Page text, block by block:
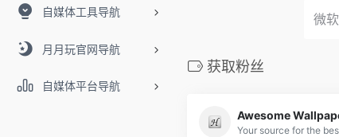
自媒体工具导航
月月玩官网导航
自媒体平台导航
获取粉丝